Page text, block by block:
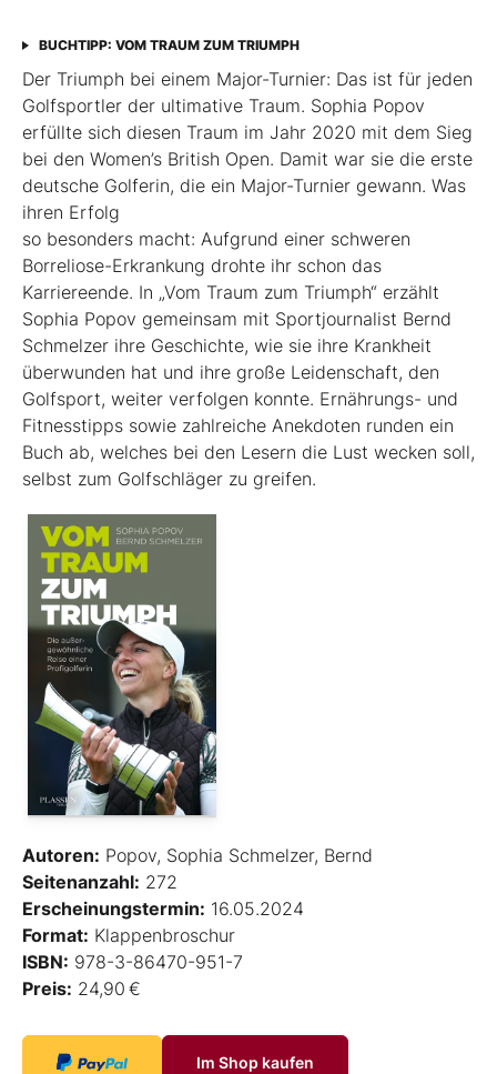
BUCHTIPP: VOM TRAUM ZUM TRIUMPH
Der Triumph bei einem Major-Turnier: Das ist für jeden
Golfsportler der ultimative Traum. Sophia Popov
erfüllte sich diesen Traum im Jahr 2020 mit dem Sieg
bei den Women’s British Open. Damit war sie die erste
deutsche Golferin, die ein Major-Turnier gewann. Was
ihren Erfolg
so besonders macht: Aufgrund einer schweren
Borreliose-­Erkrankung drohte ihr schon das
Karriereende. In „Vom Traum zum Triumph“ erzählt
Sophia Popov gemeinsam mit Sport­journalist Bernd
Schmelzer ihre Geschichte, wie sie ihre Krankheit
überwunden hat und ihre große Leidenschaft, den
Golfsport, weiter verfolgen konnte. Ernährungs- und
Fitnesstipps sowie zahlreiche Anekdoten runden ein
Buch ab, welches bei den Lesern die Lust wecken soll,
selbst zum Golfschläger zu greifen.
Autoren: Popov, Sophia Schmelzer, Bernd
Seitenanzahl: 272
Erscheinungstermin: 16.05.2024
Format: Klappenbroschur
ISBN: 978-3-86470-951-7
Preis: 24,90 €
Im Shop kaufen